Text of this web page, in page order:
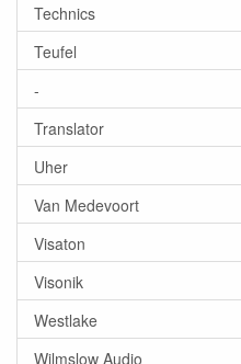
Technics
Teufel
-
Translator
Uher
Van Medevoort
Visaton
Visonik
Westlake
Wilmslow Audio